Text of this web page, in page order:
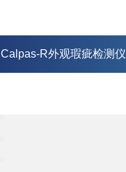
Calpas-R外观瑕疵检测仪